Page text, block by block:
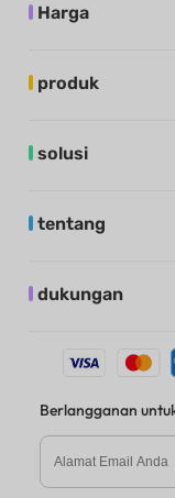
Harga
produk
solusi
tentang
dukungan
Berlangganan